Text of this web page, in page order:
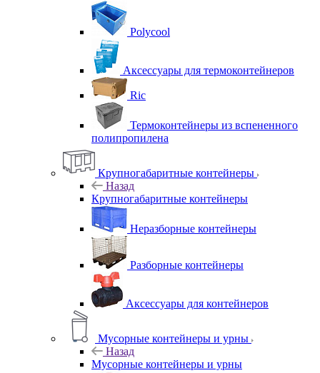
Polycool
Аксессуары для термоконтейнеров
Ric
Термоконтейнеры из вспененного
полипропилена
Крупногабаритные контейнеры
Назад
Крупногабаритные контейнеры
Неразборные контейнеры
Разборные контейнеры
Аксессуары для контейнеров
Мусорные контейнеры и урны
Назад
Мусорные контейнеры и урны